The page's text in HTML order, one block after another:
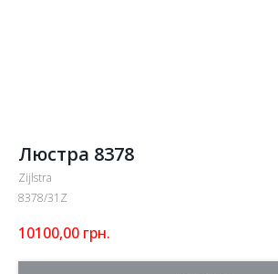
Люстра 8378
Zijlstra
8378/31Z
10100,00 грн.